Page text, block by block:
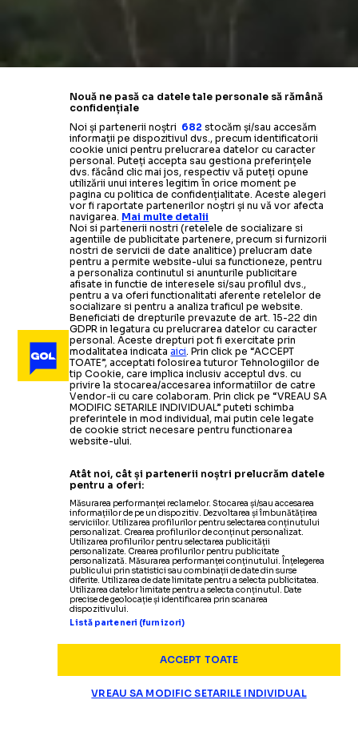
Nouă ne pasă ca datele tale personale să rămână
confidențiale
Noi și partenerii noștri 682 stocăm și/sau accesăm
informații pe dispozitivul dvs., precum identificatorii
cookie unici pentru prelucrarea datelor cu caracter
personal. Puteți accepta sau gestiona preferințele
dvs. făcând clic mai jos, respectiv vă puteți opune
utilizării unui interes legitim în orice moment pe
pagina cu politica de confidențialitate. Aceste alegeri
vor fi raportate partenerilor noștri și nu vă vor afecta
navigarea. Mai multe detalii
Noi si partenerii nostri (retelele de socializare si
agentiile de publicitate partenere, precum si furnizorii
nostri de servicii de date analitice) prelucram date
pentru a permite website-ului sa functioneze, pentru
a personaliza continutul si anunturile publicitare
afisate in functie de interesele si/sau profilul dvs.,
pentru a va oferi functionalitati aferente retelelor de
socializare si pentru a analiza traficul pe website.
Beneficiati de drepturile prevazute de art. 15-22 din
GDPR in legatura cu prelucrarea datelor cu caracter
personal. Aceste drepturi pot fi exercitate prin
modalitatea indicataaici. Prin click pe “ACCEPT
TOATE”, acceptati folosirea tuturor Tehnologiilor de
tip Cookie, care implica inclusiv acceptul dvs. cu
privire la stocarea/accesarea informatiilor de catre
Vendor-ii cu care colaboram. Prin click pe “VREAU SA
MODIFIC SETARILE INDIVIDUAL” puteti schimba
preferintele in mod individual, mai putin cele legate
de cookie strict necesare pentru functionarea
website-ului.
Atât noi, cât și partenerii noștri prelucrăm datele
pentru a oferi:
Măsurarea performanței reclamelor. Stocarea și/sau accesarea
informațiilor de pe un dispozitiv. Dezvoltarea și îmbunătățirea
serviciilor. Utilizarea profilurilor pentru selectarea conținutului
personalizat. Crearea profilurilor de conținut personalizat.
Utilizarea profilurilor pentru selectarea publicității
personalizate. Crearea profilurilor pentru publicitate
personalizată. Măsurarea performanței conținutului. Înțelegerea
publicului prin statistici sau combinații de date din surse
diferite. Utilizarea de date limitate pentru a selecta publicitatea.
Utilizarea datelor limitate pentru a selecta conținutul. Date
precise de geolocație și identificarea prin scanarea
dispozitivului.
Listă parteneri (furnizori)
ACCEPT TOATE
VREAU SA MODIFIC SETARILE INDIVIDUAL